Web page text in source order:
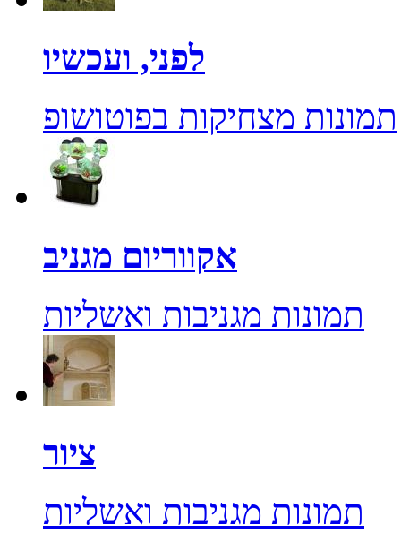
לפני, ועכשיו
תמונות מצחיקות בפוטושופ
אקווריום מגניב
תמונות מגניבות ואשליות
ציור
תמונות מגניבות ואשליות